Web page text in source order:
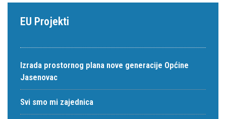
EU Projekti
Izrada prostornog plana nove generacije Općine
Jasenovac
Svi smo mi zajednica